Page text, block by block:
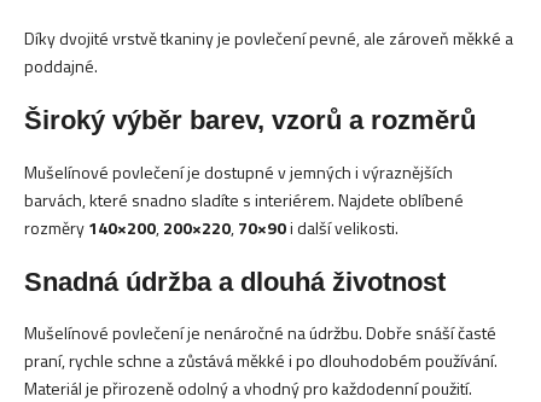
Díky dvojité vrstvě tkaniny je povlečení pevné, ale zároveň měkké a
poddajné.
Široký výběr barev, vzorů a rozměrů
Mušelínové povlečení je dostupné v jemných i výraznějších
barvách, které snadno sladíte s interiérem. Najdete oblíbené
rozměry140×200,200×220,70×90i další velikosti.
Snadná údržba a dlouhá životnost
Mušelínové povlečení je nenáročné na údržbu. Dobře snáší časté
praní, rychle schne a zůstává měkké i po dlouhodobém používání.
Materiál je přirozeně odolný a vhodný pro každodenní použití.